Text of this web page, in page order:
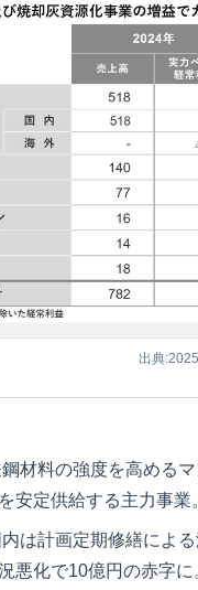
出典
材料の強度を高める
安定供給する主力事業
内は計画定期修繕によ
悪化で10億円の赤字に